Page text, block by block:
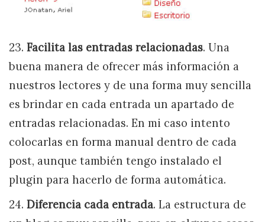
23. Facilita las entradas relacionadas. Una
buena manera de ofrecer más información a
nuestros lectores y de una forma muy sencilla
es brindar en cada entrada un apartado de
entradas relacionadas. En mi caso intento
colocarlas en forma manual dentro de cada
post, aunque también tengo instalado el
plugin para hacerlo de forma automática.
24. Diferencia cada entrada. La estructura de